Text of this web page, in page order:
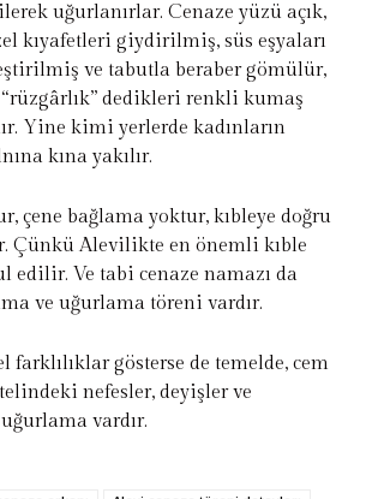
uğurlanırlar. Cenaze yüzü açık,
kıyafetleri giydirilmiş, süs eşyaları
ve tabutla beraber gömülür,
dedikleri renkli kumaş
Yine kimi yerlerde kadınların
kına yakılır.
çene bağlama yoktur, kıbleye doğru
Çünkü Alevilikte en önemli kıble
edilir. Ve tabi cenaze namazı da
ve uğurlama töreni vardır.
farklılıklar gösterse de temelde, cem
nefesler, deyişler ve
vardır.